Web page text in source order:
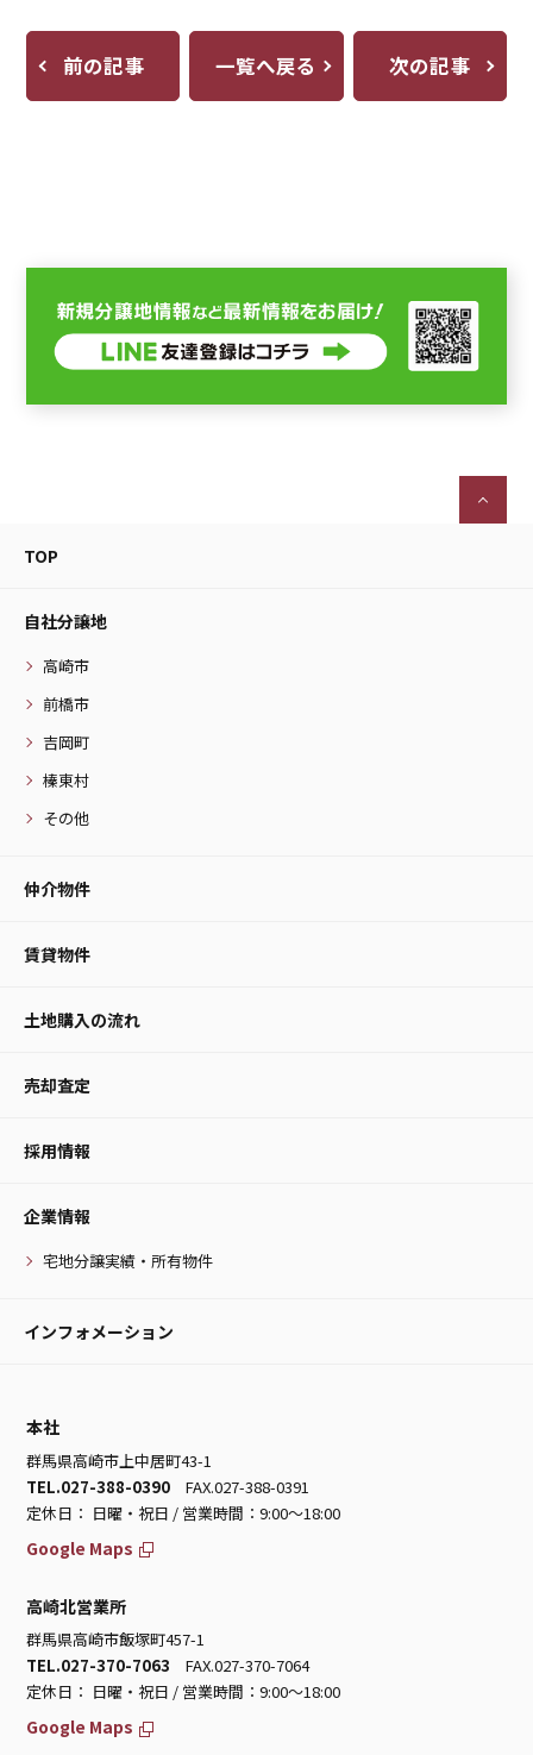
前の記事 一覧へ戻る 次の記事
TOP
自社分譲地
高崎市
前橋市
吉岡町
榛東村
その他
仲介物件
賃貸物件
土地購入の流れ
売却査定
採用情報
企業情報
宅地分譲実績・所有物件
インフォメーション
本社
群馬県高崎市上中居町43-1
TEL.027-388-0390 FAX.027-388-0391
定休日： 日曜・祝日 / 営業時間：9:00～18:00
Google Maps
高崎北営業所
群馬県高崎市飯塚町457-1
TEL.027-370-7063 FAX.027-370-7064
定休日： 日曜・祝日 / 営業時間：9:00～18:00
Google Maps